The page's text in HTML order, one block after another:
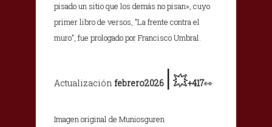
pisado un sitio que los demás no pisan», cuyo
primer libro de versos, "La frente contra el
muro", fue prologado por Francisco Umbral.
Actualización febrero2026 |💥+417👀
Imagen original de Muniosguren